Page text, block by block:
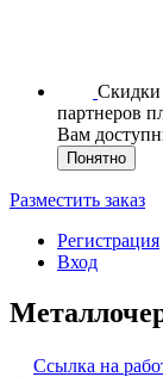
Скидки
партнеров
Вам
Понятно
Разместить заказ
Регистрация
Вход
Ссылка на